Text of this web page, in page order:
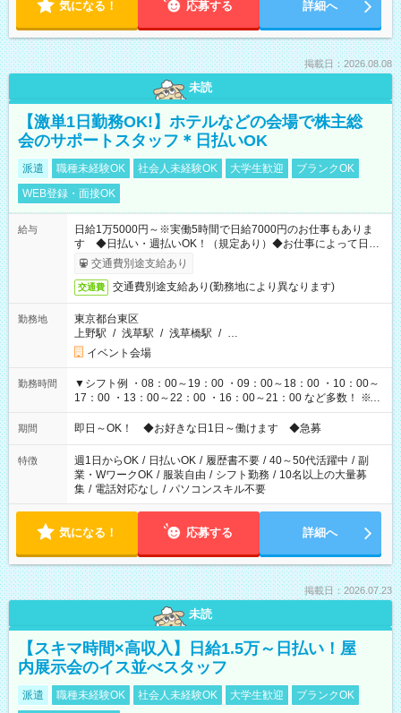
気になる！ 応募する 詳細へ
掲載日：2026.08.08
未読
【激単1日勤務OK!】ホテルなどの会場で株主総
会のサポートスタッフ＊日払いOK
派遣 職種未経験OK 社会人未経験OK 大学生歓迎
ブランクOK
WEB登録・面接OK
給与
日給1万5000円～※実働5時間で日給7000円のお仕事もありま
す ◆日払い・週払いOK！（規定あり）◆お仕事によって日給
も異なります
交通費別途支給あり
交通費 交通費別途支給あり(勤務地により異なります)
勤務地
東京都台東区
上野駅 / 浅草駅 / 浅草橋駅 / …
イベント会場
勤務時間
▼シフト例 ・08：00～19：00 ・09：00～18：00 ・10：00～
17：00 ・13：00～22：00 ・16：00～21：00 など多数！ ※お
仕事により勤務時間が異なります
期間 即日～OK！ ◆お好きな日1日～働けます ◆急募
特徴 週1日からOK / 日払いOK / 履歴書不要 / 40～50代活躍中 / 副
業・WワークOK / 服装自由 / シフト勤務 / 10名以上の大量募
集 / 電話対応なし / パソコンスキル不要
気になる！ 応募する 詳細へ
掲載日：2026.07.23
未読
【スキマ時間×高収入】日給1.5万～日払い！屋
内展示会のイス並べスタッフ
派遣 職種未経験OK 社会人未経験OK 大学生歓迎
ブランクOK